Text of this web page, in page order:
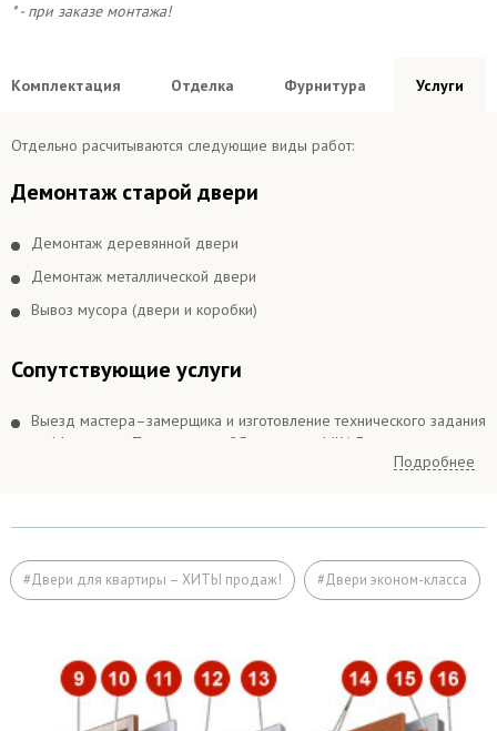
* - при заказе монтажа!
Комплектация Отделка Фурнитура Услуги
Отдельно расчитываются следующие виды работ:
Демонтаж старой двери
Демонтаж деревянной двери
Демонтаж металлической двери
Вывоз мусора (двери и коробки)
Сопутствующие услуги
Выезд мастера–замерщика и изготовление технического задания
по Москве и в Подмосковье 25 км вокруг МКАДа
Выезд мастера–замерщика и изготовление технического задания
Подъём на этаж (если дверь не проходит по размеру в лифт)
Расширение дверного проема
Заделка швов монтажной пеной
Откосы (изнутри помещения)
Подробнее
#Двери для квартиры – ХИТЫ продаж! #Двери эконом-класса